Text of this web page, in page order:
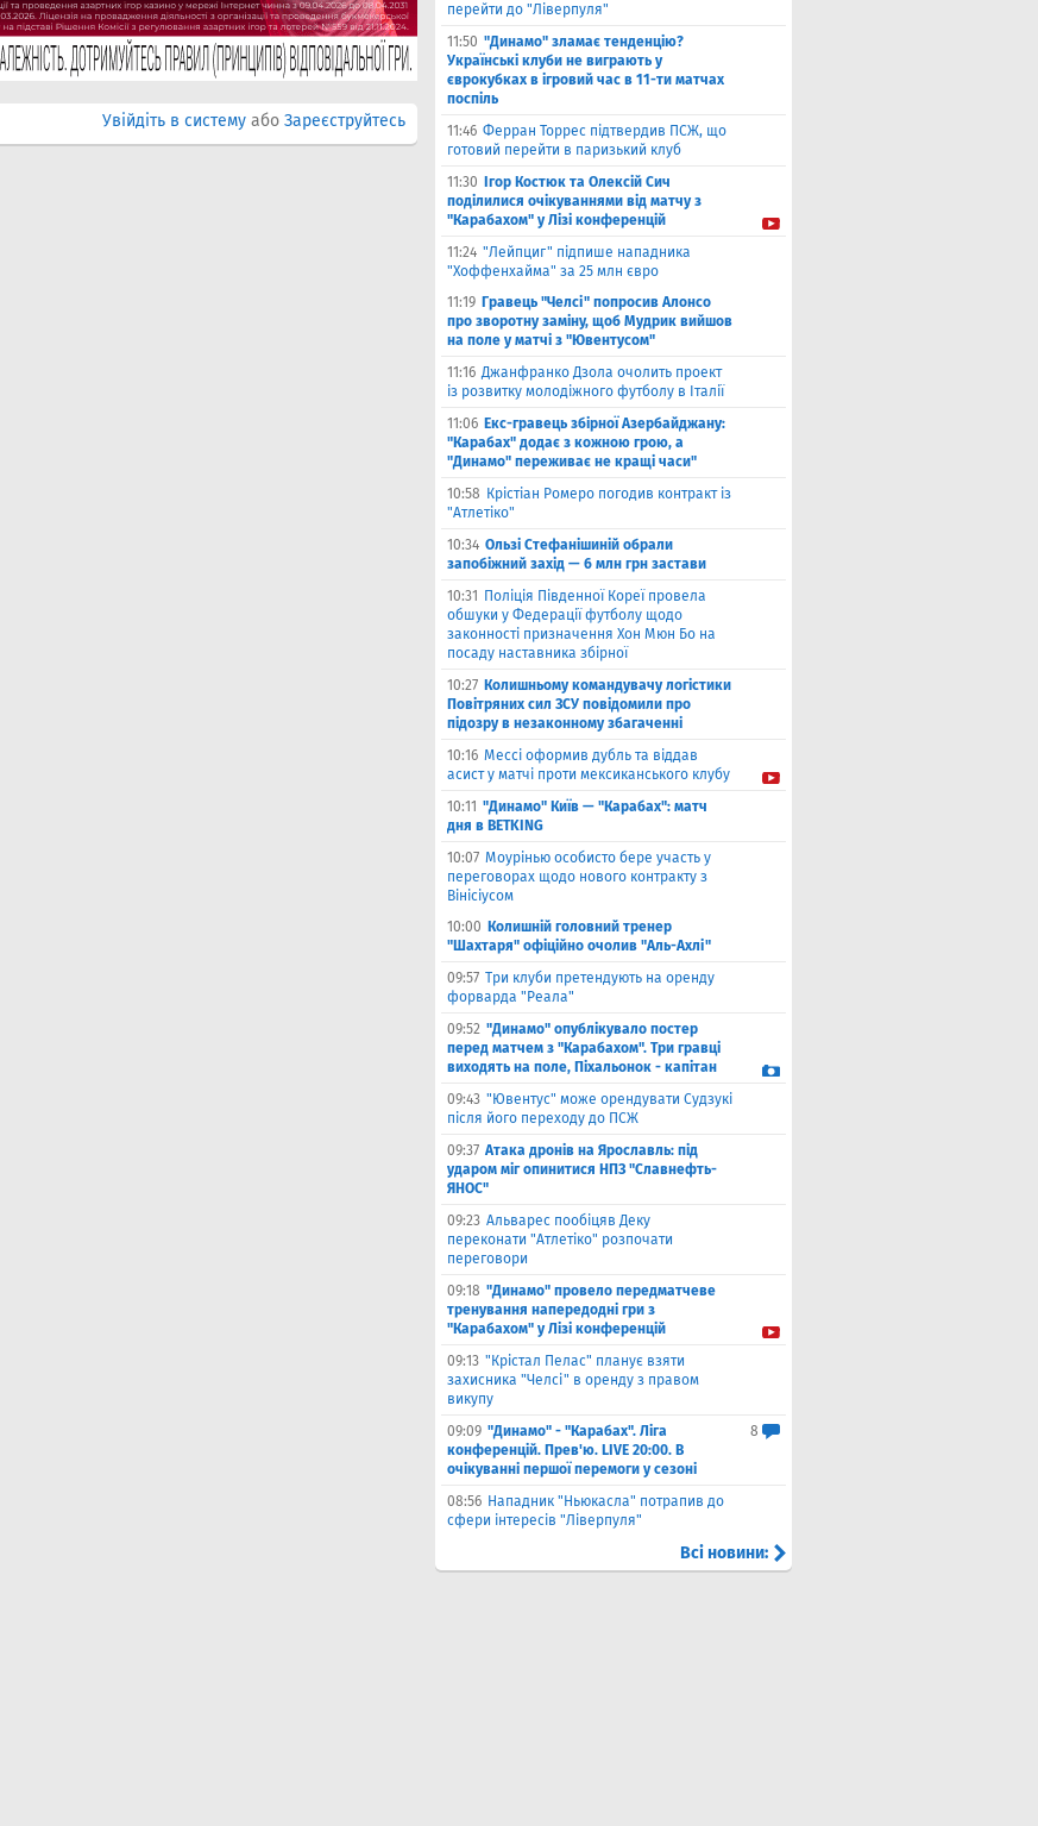
Увійдіть в систему або Зареєструйтесь
перейти до "Ліверпуля"
11:50 "Динамо" зламає тенденцію?
Українські клуби не виграють у
єврокубках в ігровий час в 11-ти матчах
поспіль
11:46 Ферран Торрес підтвердив ПСЖ, що
готовий перейти в паризький клуб
11:30
Ігор Костюк та Олексій Сич
поділилися очікуваннями від матчу з
"Карабахом" у Лізі конференцій
11:24 "Лейпциг" підпише нападника
"Хоффенхайма" за 25 млн євро
11:19 Гравець "Челсі" попросив Алонсо
про зворотну заміну, щоб Мудрик вийшов
на поле у ​​матчі з "Ювентусом"
11:16 Джанфранко Дзола очолить проект
із розвитку молодіжного футболу в Італії
11:06 Екс-гравець збірної Азербайджану:
"Карабах" додає з кожною грою, а
"Динамо" переживає не кращі часи"
10:58 Крістіан Ромеро погодив контракт із
"Атлетіко"
10:34 Ользі Стефанішиній обрали
запобіжний захід — 6 млн грн застави
10:31
Поліція Південної Кореї провела
обшуки у Федерації футболу щодо
законності призначення Хон Мюн Бо на
посаду наставника збірної
10:27 Колишньому командувачу логістики
Повітряних сил ЗСУ повідомили про
підозру в незаконному збагаченні
10:16 Мессі оформив дубль та віддав
асист у матчі проти мексиканського клубу
10:11 "Динамо" Київ — "Карабах": матч
дня в BETKING
10:07 Моурінью особисто бере участь у
переговорах щодо нового контракту з
Вінісіусом
10:00 Колишній головний тренер
"Шахтаря" офіційно очолив "Аль-Ахлі"
09:57 Три клуби претендують на оренду
форварда "Реала"
09:52 "Динамо" опублікувало постер
перед матчем з "Карабахом". Три гравці
виходять на поле, Піхальонок - капітан
09:43 "Ювентус" може орендувати Судзукі
після його переходу до ПСЖ
09:37 Атака дронів на Ярославль: під
ударом міг опинитися НПЗ "Славнефть-
ЯНОС"
09:23 Альварес пообіцяв Деку
переконати "Атлетіко" розпочати
переговори
09:18 "Динамо" провело передматчеве
тренування напередодні гри з
"Карабахом" у Лізі конференцій
09:13 "Крістал Пелас" планує взяти
захисника "Челсі" в оренду з правом
викупу
09:09 "Динамо" - "Карабах". Ліга
конференцій. Прев'ю. LIVE 20:00. В
очікуванні першої перемоги у сезоні
8
08:56 Нападник "Ньюкасла" потрапив до
сфери інтересів "Ліверпуля"
Всі новини: